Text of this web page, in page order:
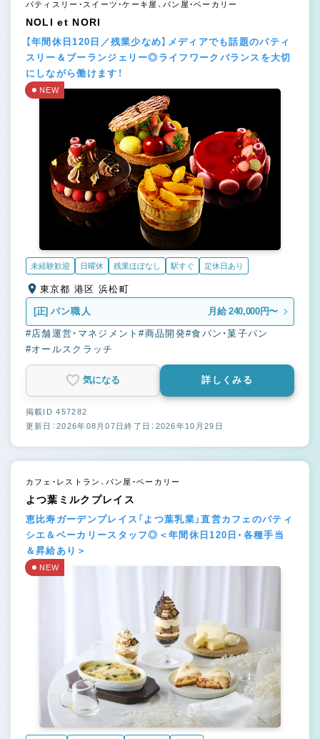
パティスリー・スイーツ・ケーキ屋、パン屋・ベーカリー
NOLI et NORI
【年間休日120日／残業少なめ】メディアでも話題のパティ
スリー＆ブーランジェリー◎ライフワークバランスを大切
にしながら働けます！
NEW
未経験歓迎 日曜休 残業ほぼなし 駅すぐ 定休日あり
東京都 港区 浜松町
[正] パン職人 月給 240,000円〜
#店舗運営・マネジメント#商品開発#食パン・菓子パン
#オールスクラッチ
気になる 詳しくみる
掲載ID 457282
更新日：2026年08月07日終了日：2026年10月29日
カフェ・レストラン、パン屋・ベーカリー
よつ葉ミルクプレイス
恵比寿ガーデンプレイス「よつ葉乳業」直営カフェのパティ
シエ＆ベーカリースタッフ◎＜年間休日120日・各種手当
＆昇給あり＞
NEW